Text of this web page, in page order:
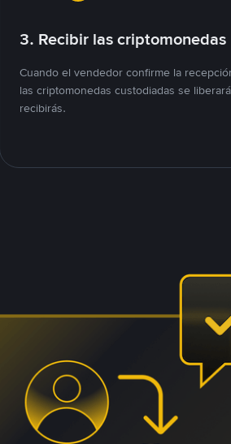
3. Recibir las criptomonedas
Cuando el vendedor confirme la
las criptomonedas custodiadas se
recibirás.